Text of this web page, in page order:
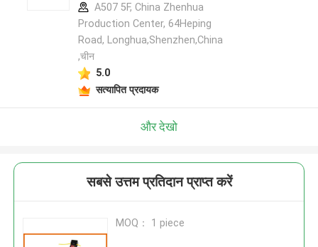
A507 5F, China Zhenhua
Production Center, 64Heping
Road, Longhua,Shenzhen,China
,चीन
5.0
सत्यापित प्रदायक
और देखो
सबसे उत्तम प्रतिदान प्राप्त करें
MOQ： 1 piece